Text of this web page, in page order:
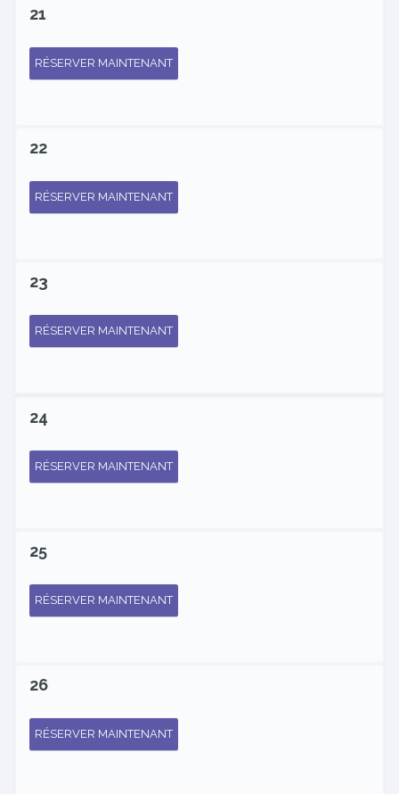
21
RÉSERVER MAINTENANT
22
RÉSERVER MAINTENANT
23
RÉSERVER MAINTENANT
24
RÉSERVER MAINTENANT
25
RÉSERVER MAINTENANT
26
RÉSERVER MAINTENANT